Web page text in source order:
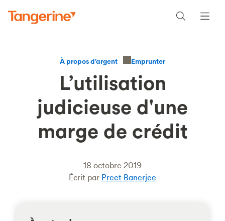
À propos d’argent Emprunter
L’utilisation
judicieuse d'une
marge de crédit
18 octobre 2019
Écrit par Preet Banerjee